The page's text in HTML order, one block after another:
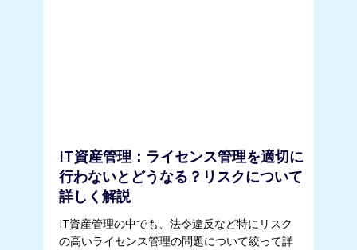
IT資産管理：ライセンス管理を適切に
行わないとどうなる？リスクについて
詳しく解説
IT資産管理の中でも、法令違反など特にリスク
の高いライセンス管理の問題について絞って詳